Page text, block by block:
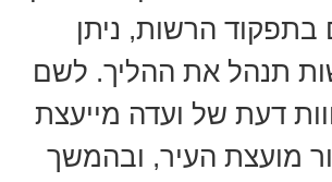
בתפקוד הרשות, ניתן
תנהל את ההליך. לשם
דעת של ועדה מייעצת
מועצת העיר, ובהמשך